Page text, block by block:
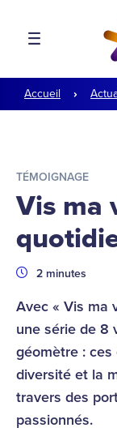
Aller au
Aller à la
MENU
Accueil
TÉMOIGNAGE
Vis ma
Durée
2 minutes
Avec « Vis ma
une série de 8
géomètre :
diversité et la
travers des
passionnés.